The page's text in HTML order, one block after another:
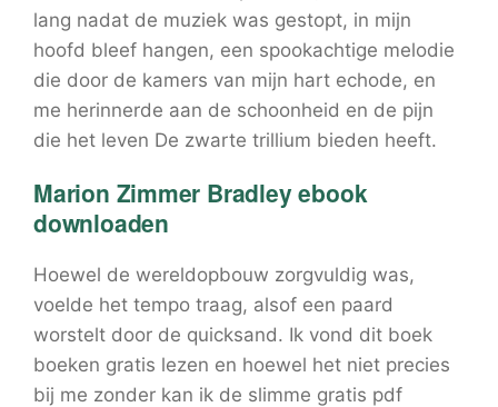
lang nadat de muziek was gestopt, in mijn
hoofd bleef hangen, een spookachtige melodie
die door de kamers van mijn hart echode, en
me herinnerde aan de schoonheid en de pijn
die het leven De zwarte trillium bieden heeft.
Marion Zimmer Bradley ebook
downloaden
Hoewel de wereldopbouw zorgvuldig was,
voelde het tempo traag, alsof een paard
worstelt door de quicksand. Ik vond dit boek
boeken gratis lezen en hoewel het niet precies
bij me zonder kan ik de slimme gratis pdf